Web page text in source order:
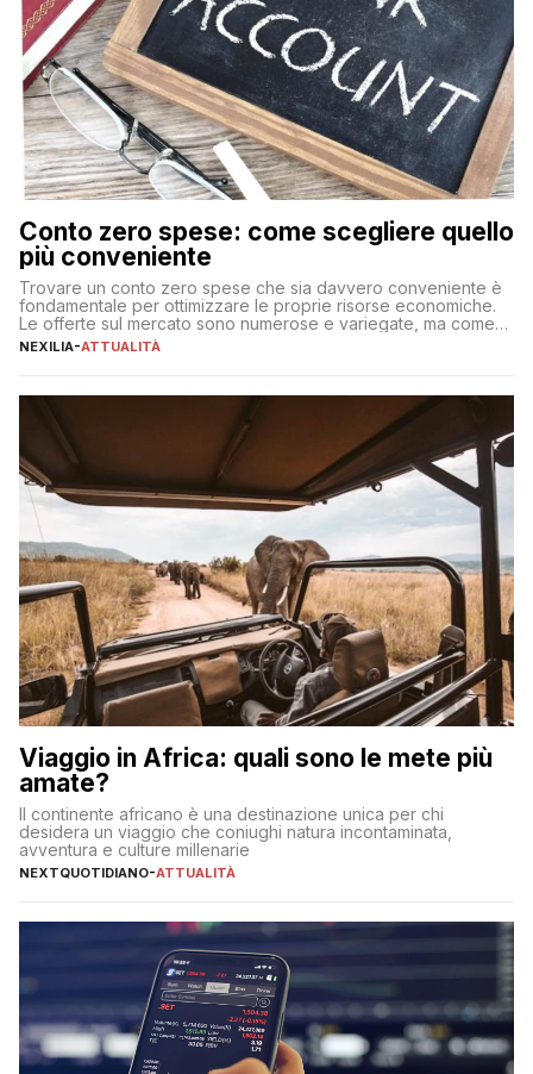
Conto zero spese: come scegliere quello
più conveniente
Trovare un conto zero spese che sia davvero conveniente è
fondamentale per ottimizzare le proprie risorse economiche.
Le offerte sul mercato sono numerose e variegate, ma come
individuare quella più adatta alle proprie esigenze senza
sul […]
NEXILIA-ATTUALITÀ
Viaggio in Africa: quali sono le mete più
amate?
Il continente africano è una destinazione unica per chi
desidera un viaggio che coniughi natura incontaminata,
avventura e culture millenarie
NEXTQUOTIDIANO-ATTUALITÀ